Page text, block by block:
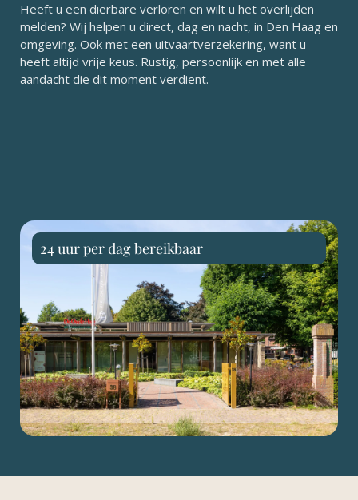
Heeft u een dierbare verloren en wilt u het overlijden
melden? Wij helpen u direct, dag en nacht, in Den Haag en
omgeving. Ook met een uitvaartverzekering, want u
heeft altijd vrije keus. Rustig, persoonlijk en met alle
aandacht die dit moment verdient.
24 uur per dag bereikbaar